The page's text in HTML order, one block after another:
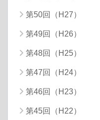
第50回（H27）
第49回（H26）
第48回（H25）
第47回（H24）
第46回（H23）
第45回（H22）